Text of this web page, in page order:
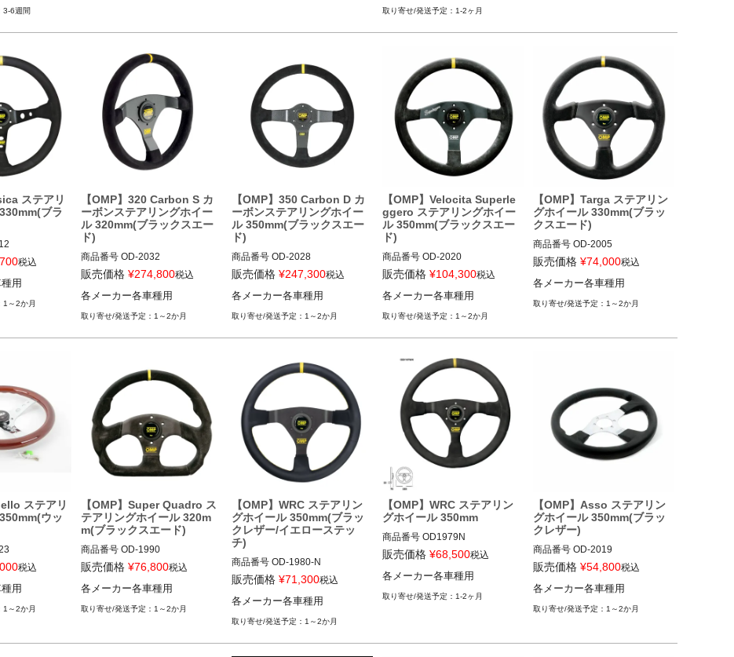
3-6週間
ID=165096
ポルシェ 964 89-93
1-2ヶ月
ステアリ
ブラ
税込
用
1～2か月
【OMP】320 Carbon S カ
ーボンステアリングホイー
ル 320mm(ブラックスエー
ド)
商品番号 OD-2032
販売価格 ¥274,800税込
各メーカー各車種用
1～2か月
【OMP】350 Carbon D カ
ーボンステアリングホイー
ル 350mm(ブラックスエー
ド)
商品番号 OD-2028
販売価格 ¥247,300税込
各メーカー各車種用
1～2か月
【OMP】Velocita Superle
ggero ステアリングホイー
ル 350mm(ブラックスエー
ド)
商品番号 OD-2020
販売価格 ¥104,300税込
各メーカー各車種用
1～2か月
【OMP】Targa ステアリン
グホイール 330mm(ブラッ
クスエード)
商品番号 OD-2005
販売価格 ¥74,000税込
各メーカー各車種用
1～2か月
ステアリ
ウッ
税込
用
1～2か月
【OMP】Super Quadro ス
テアリングホイール 320m
m(ブラックスエード)
商品番号 OD-1990
販売価格 ¥76,800税込
各メーカー各車種用
1～2か月
【OMP】WRC ステアリン
グホイール 350mm(ブラッ
クレザー/イエローステッ
チ)
商品番号 OD-1980-N
販売価格 ¥71,300税込
各メーカー各車種用
1～2か月
【OMP】WRC ステアリン
グホイール 350mm
商品番号 OD1979N
OD1979N
12ECS"OD/1979/N
販売価格 ¥68,500税込
各メーカー各車種用
1-2ヶ月
【OMP】Asso ステアリン
グホイール 350mm(ブラッ
クレザー)
商品番号 OD-2019
OD_2019
12ECS"OD/2019"
販売価格 ¥54,800税込
各メーカー各車種用
1～2か月